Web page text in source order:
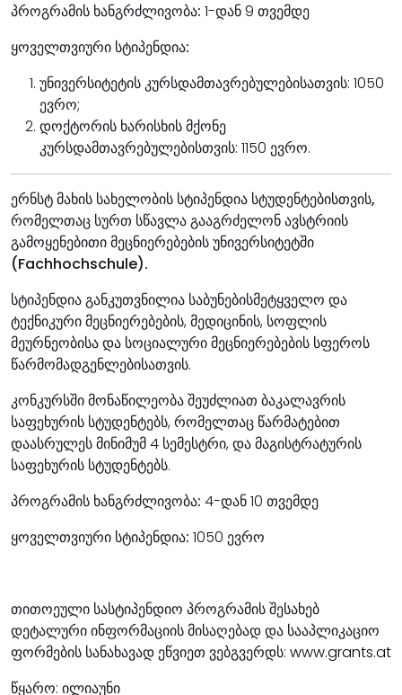
პროგრამის ხანგრძლივობა: 1-დან 9 თვემდე
ყოველთვიური სტიპენდია:
უნივერსიტეტის კურსდამთავრებულებისათვის: 1050
ევრო;
დოქტორის ხარისხის მქონე
კურსდამთავრებულებისთვის: 1150 ევრო.
ერნსტ მახის სახელობის სტიპენდია სტუდენტებისთვის,
რომელთაც სურთ სწავლა გააგრძელონ ავსტრიის
გამოყენებითი მეცნიერებების უნივერსიტეტში
(Fachhochschule).
სტიპენდია განკუთვნილია საბუნებისმეტყველო და
ტექნიკური მეცნიერებების, მედიცინის, სოფლის
მეურნეობისა და სოციალური მეცნიერებების სფეროს
წარმომადგენლებისათვის.
კონკურსში მონაწილეობა შეუძლიათ ბაკალავრის
საფეხურის სტუდენტებს, რომელთაც წარმატებით
დაასრულეს მინიმუმ 4 სემესტრი, და მაგისტრატურის
საფეხურის სტუდენტებს.
პროგრამის ხანგრძლივობა: 4-დან 10 თვემდე
ყოველთვიური სტიპენდია: 1050 ევრო
თითოეული სასტიპენდიო პროგრამის შესახებ
დეტალური ინფორმაციის მისაღებად და სააპლიკაციო
ფორმების სანახავად ეწვიეთ ვებგვერდს: www.grants.at
წყარო: ილიაუნი